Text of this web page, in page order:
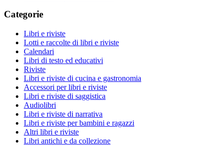
Categorie
Libri e riviste
Lotti e raccolte di libri e riviste
Calendari
Libri di testo ed educativi
Riviste
Libri e riviste di cucina e gastronomia
Accessori per libri e riviste
Libri e riviste di saggistica
Audiolibri
Libri e riviste di narrativa
Libri e riviste per bambini e ragazzi
Altri libri e riviste
Libri antichi e da collezione